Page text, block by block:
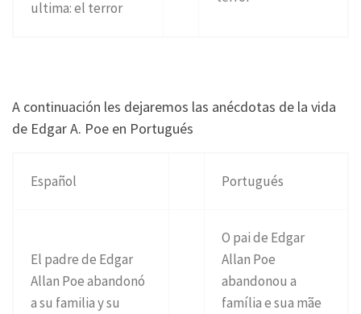
ultima: el terror
A continuación les dejaremos las anécdotas de la vida
de Edgar A. Poe en Portugués
Español Portugués
El padre de Edgar
Allan Poe abandonó
a su familia y su
O pai de Edgar
Allan Poe
abandonou a
família e sua mãe